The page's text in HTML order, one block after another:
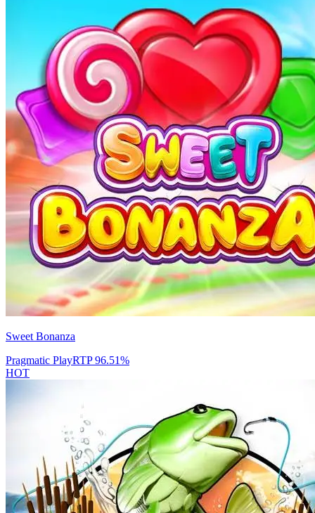
Sweet Bonanza
Pragmatic PlayRTP96.51%
HOT